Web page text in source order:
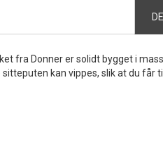
fra Donner er solidt bygget i
kan vippes, slik at du får